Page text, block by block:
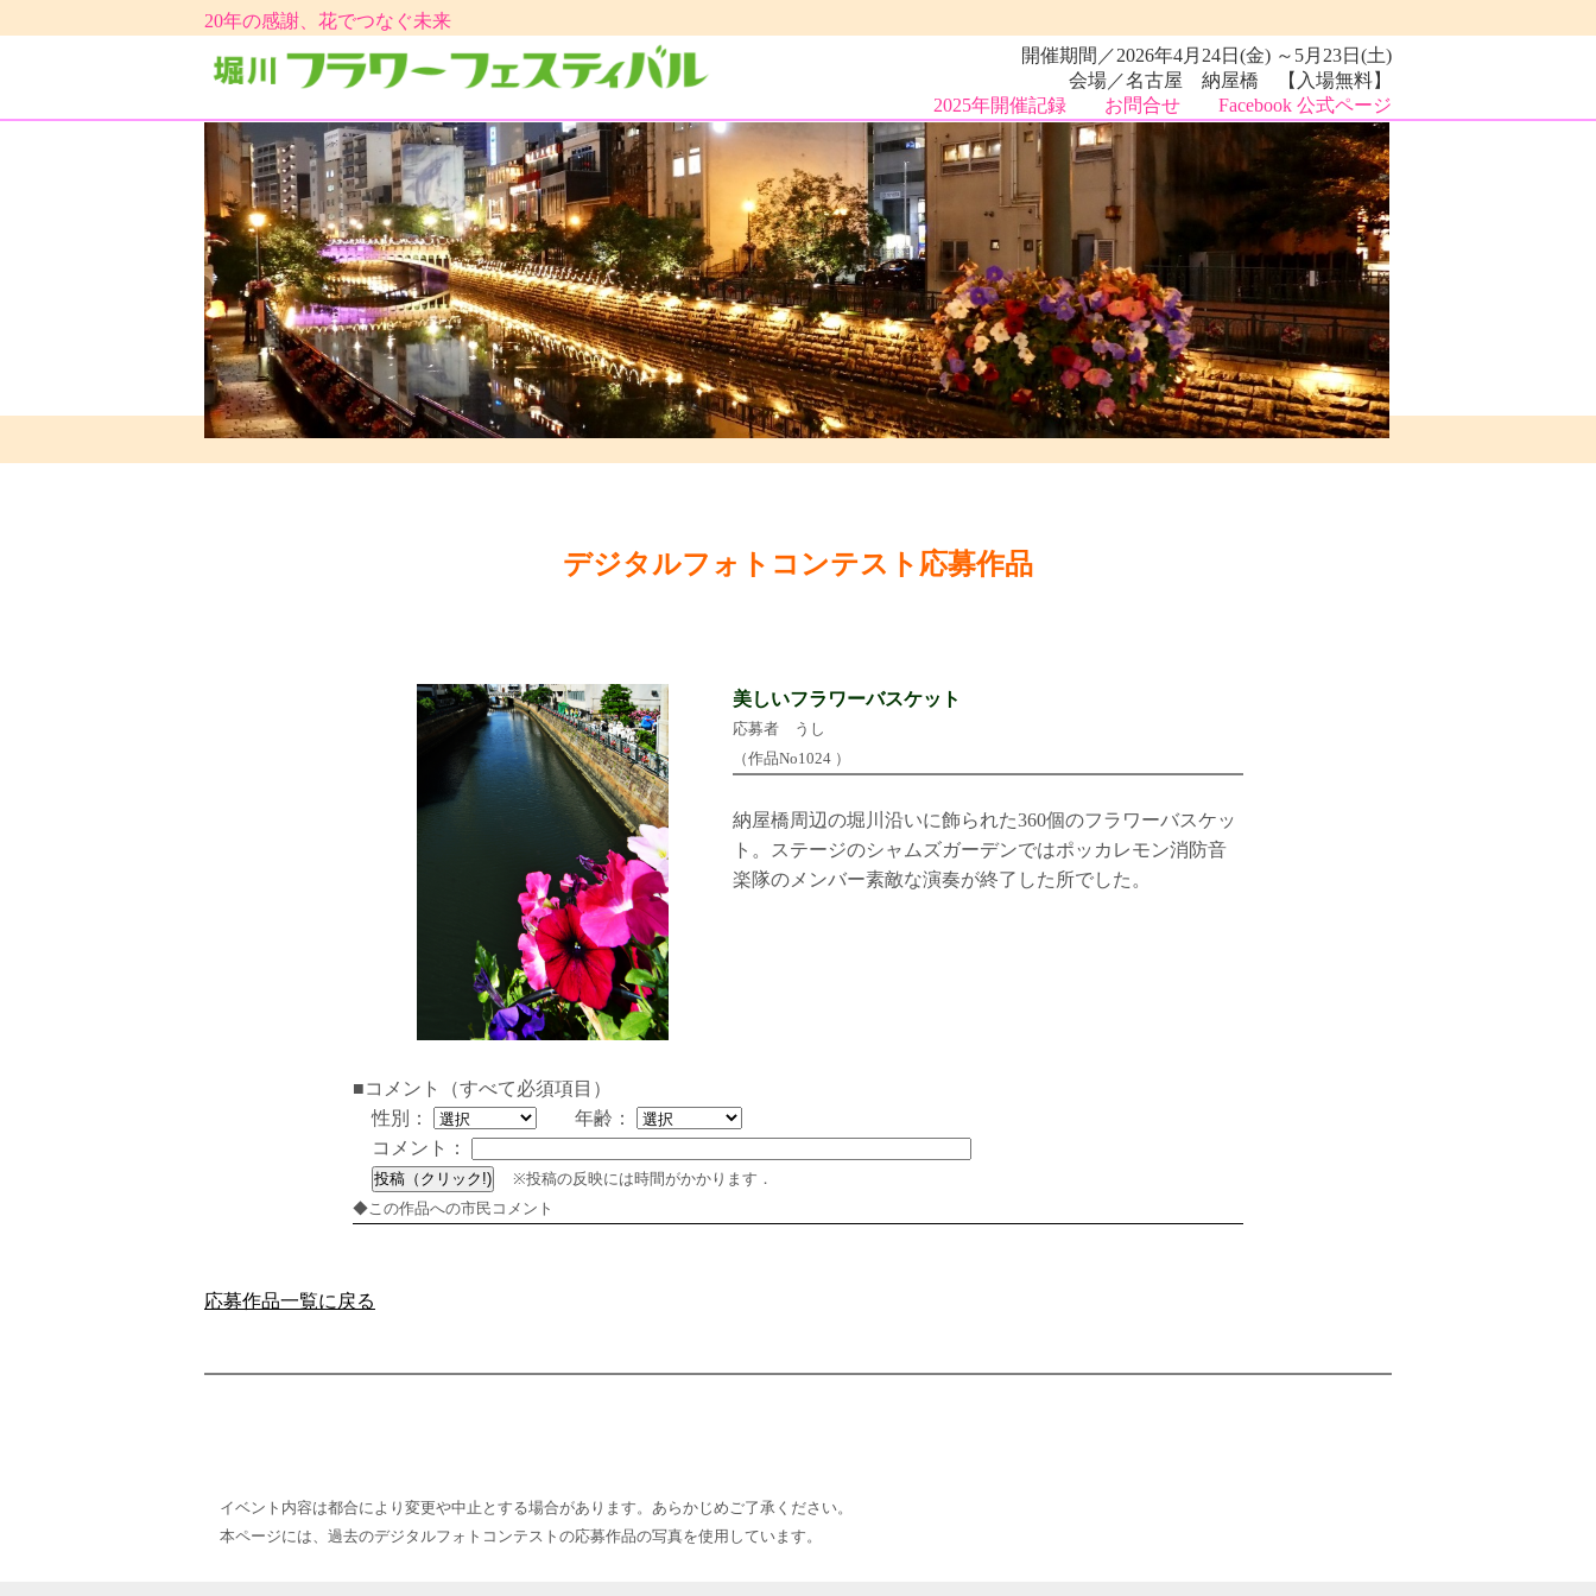
20年の感謝、花でつなぐ未来
開催期間／2026年4月24日(金) ～5月23日(土)
会場／名古屋 納屋橋 【入場無料】
2025年開催記録
お問合せ Facebook 公式ページ
デジタルフォトコンテスト応募作品
美しいフラワーバスケット
応募者 うし
（作品No1024 ）
納屋橋周辺の堀川沿いに飾られた360個のフラワーバスケッ
ト。ステージのシャムズガーデンではポッカレモン消防音
楽隊のメンバー素敵な演奏が終了した所でした。
■コメント（すべて必須項目）
性別：
年齢：
コメント：
※投稿の反映には時間がかかります．
◆この作品への市民コメント
応募作品一覧に戻る
イベント内容は都合により変更や中止とする場合があります。あらかじめご了承ください。
本ページには、過去のデジタルフォトコンテストの応募作品の写真を使用しています。